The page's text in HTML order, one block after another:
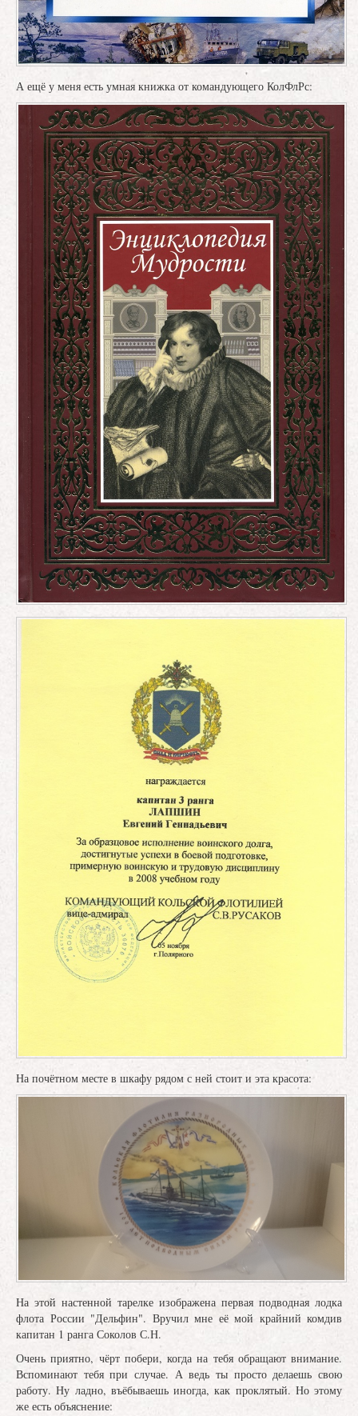
А ещё у меня есть умная книжка от командующего КолФлРс:
На почётном месте в шкафу рядом с ней стоит и эта красота:
На этой настенной тарелке изображена первая подводная лодка
флота России "Дельфин". Вручил мне её мой крайний комдив
капитан 1 ранга Соколов С.Н.
Очень приятно, чёрт побери, когда на тебя обращают внимание.
Вспоминают тебя при случае. А ведь ты просто делаешь свою
работу. Ну ладно, въёбываешь иногда, как проклятый. Но этому
же есть объяснение: